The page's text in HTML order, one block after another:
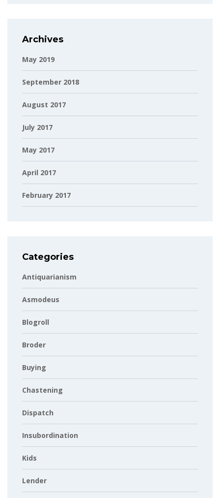
Archives
May 2019
September 2018
August 2017
July 2017
May 2017
April 2017
February 2017
Categories
Antiquarianism
Asmodeus
Blogroll
Broder
Buying
Chastening
Dispatch
Insubordination
Kids
Lender